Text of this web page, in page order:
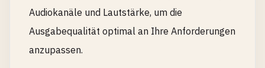
Audiokanäle und Lautstärke, um die
Ausgabequalität optimal an Ihre Anforderungen
anzupassen.